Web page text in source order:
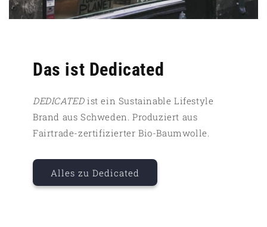
Das ist Dedicated
DEDICATED ist ein Sustainable Lifestyle
Brand aus Schweden. Produziert aus
Fairtrade-zertifizierter Bio-Baumwolle.
Alles zu Dedicated